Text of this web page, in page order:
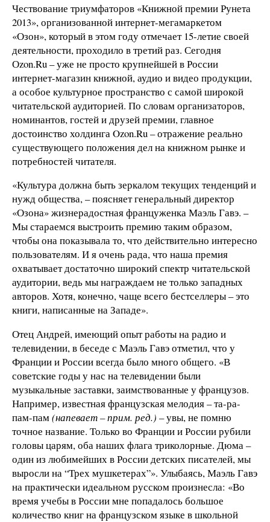
Чествование триумфаторов «Книжной премии Рунета
2013», организованной интернет-мегамаркетом
«Озон», который в этом году отмечает 15-летие своей
деятельности, проходило в третий раз. Сегодня
Оzon.Ru – уже не просто крупнейшей в России
интернет-магазин книжной, аудио и видео продукции,
а особое культурное пространство с самой широкой
читательской аудиторией. По словам организаторов,
номинантов, гостей и друзей премии, главное
достоинство холдинга Ozon.Ru – отражение реально
существующего положения дел на книжном рынке и
потребностей читателя.
«Культура должна быть зеркалом текущих тенденций и
нужд общества, – поясняет генеральный директор
«Озона» жизнерадостная француженка Маэль Гавэ. –
Мы стараемся выстроить премию таким образом,
чтобы она показывала то, что действительно интересно
пользователям. И я очень рада, что наша премия
охватывает достаточно широкий спектр читательской
аудитории, ведь мы награждаем не только западных
авторов. Хотя, конечно, чаще всего бестселлеры – это
книги, написанные на Западе».
Отец Андрей, имеющий опыт работы на радио и
телевидении, в беседе с Маэль Гавэ отметил, что у
Франции и России всегда было много общего. «В
советские годы у нас на телевидении были
музыкальные заставки, заимствованные у французов.
Например, известная французская мелодия – та-ра-
пам-пам(напевает – прим. ред.) – увы, не помню
точное название. Только во Франции и России рубили
головы царям, оба наших флага триколорные. Дюма –
один из любимейших в России детских писателей, мы
выросли на “Трех мушкетерах”». Улыбаясь, Маэль Гавэ
на практически идеальном русском произнесла: «Во
время учебы в России мне попадалось большое
количество книг на французском языке в школьной